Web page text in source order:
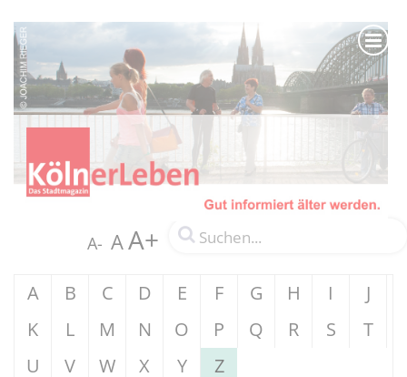
A- AA+
A B C D E F G H I
J
K
L M N O P Q R S
T
U
V W X Y Z